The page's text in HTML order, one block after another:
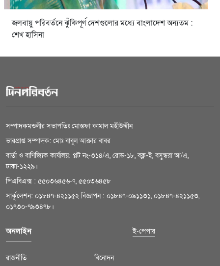
জলবায়ু পরিবর্তনে ঝুঁকিপূর্ণ দেশগুলোর মধ্যে বাংলাদেশ অন্যতম :
শেখ হাসিনা
সম্পাদকমন্ডলীর সভাপতিঃ মোস্তফা কামাল মহীউদ্দীন
ভারপ্রাপ্ত সম্পাদক: মোঃ বাবুল আক্তার বাবর
বার্তা ও বাণিজ্যিক কার্যালয়: প্লট নং-৩১৪/এ, রোড-১৮, বক্ল-ই, বসুন্ধরা আ/এ,
ঢাকা-১২২৯।
পিএবিএক্স : ৫৫০৩৬৪৫৬-৭, ৫৫০৩৬৪৫৮
সার্কুলেশন: ০১৮৪৭-৪২১১৫২ বিজ্ঞাপন : ০১৮৪৭-০৯১১৩১, ০১৮৪৭-৪২১১৫৩,
০১৭৩০-৭৯৩৪৭৮।
অনলাইন ই-পেপার
রাজনীতি বিনোদন